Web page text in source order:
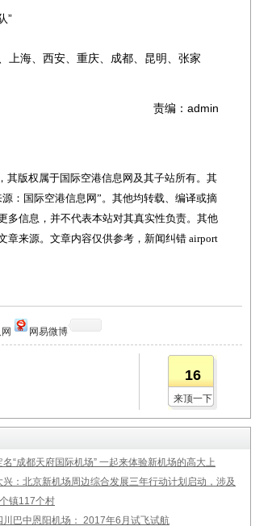
”
海、西安、重庆、成都、昆明、张家
责编：admin
版权属于国际空港信息网及其子站所有。其
：国际空港信息网”。其他均转载、编译或摘
多信息，并不代表本站对其真实性负责。其他
章来源。文章内容仅供参考，新闻纠错 airport
网易微博
16
来顶一下
名“成都天府国际机场” 一起来体验新机场的高大上
兴：北京新机场周边综合发展三年行动计划启动，涉及
镇117个村
川巴中恩阳机场： 2017年6月试飞试航